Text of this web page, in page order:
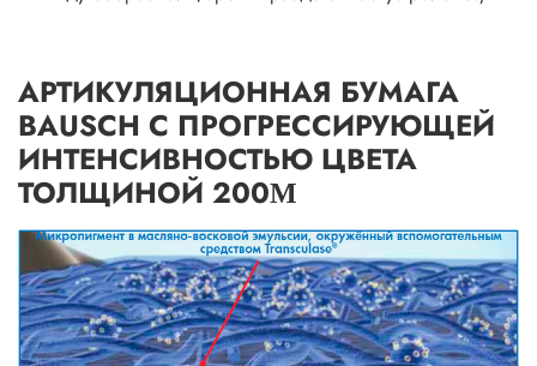
АРТИКУЛЯЦИОННАЯ БУМАГА
BAUSCH С ПРОГРЕССИРУЮЩЕЙ
ИНТЕНСИВНОСТЬЮ ЦВЕТА
ТОЛЩИНОЙ 200Μ